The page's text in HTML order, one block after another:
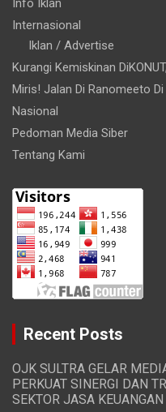
Info Iklan
Internasional
Iklan / Advertise
Kurangi Kemiskinan
Miris! Jalan Di Ranomeeto
Nasional
Pedoman Media Siber
Tentang Kami
Recent Posts
OJK SULTRA GELAR
PERKUAT SINERGI DAN
SEKTOR JASA KEUANGAN